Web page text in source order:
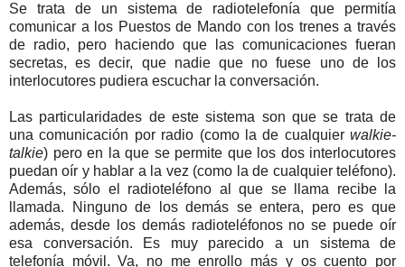
Se trata de un sistema de radiotelefonía que permitía
comunicar a los Puestos de Mando con los trenes a través
de radio, pero haciendo que las comunicaciones fueran
secretas, es decir, que nadie que no fuese uno de los
interlocutores pudiera escuchar la conversación.
Las particularidades de este sistema son que se trata de
una comunicación por radio (como la de cualquier walkie-
talkie) pero en la que se permite que los dos interlocutores
puedan oír y hablar a la vez (como la de cualquier teléfono).
Además, sólo el radioteléfono al que se llama recibe la
llamada. Ninguno de los demás se entera, pero es que
además, desde los demás radioteléfonos no se puede oír
esa conversación. Es muy parecido a un sistema de
telefonía móvil. Va, no me enrollo más y os cuento por